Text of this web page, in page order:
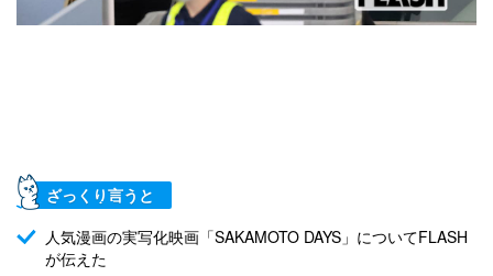
ざっくり言うと
人気漫画の実写化映画「SAKAMOTO DAYS」についてFLASH
が伝えた